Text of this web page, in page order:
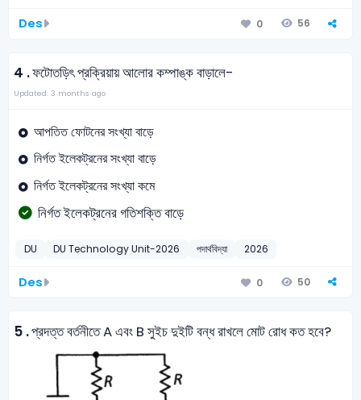
Des 0 56
4 .ফটোতড়িৎ প্রক্রিয়ায় আলোর কম্পাঙ্ক বাড়ালে-
Updated: 3 months ago
আপতিত ফোটনের সংখ্যা বাড়ে
নির্গত ইলেকট্রনের সংখ্যা বাড়ে
নির্গত ইলেকট্রনের সংখ্যা কমে
নির্গত ইলেকট্রনের গতিশক্তি বাড়ে
DU DU Technology Unit-2026 পদার্থবিদ্যা 2026
Des 0 50
5 .প্রদত্ত বর্তনীতে A এবং B সুইচ দুইটি বন্ধ রাখলে মোট রোধ কত হবে?